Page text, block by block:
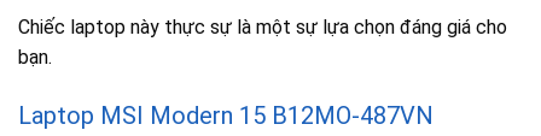
Chiếc laptop này thực sự là một sự lựa chọn đáng giá cho
bạn.
Laptop MSI Modern 15 B12MO-487VN